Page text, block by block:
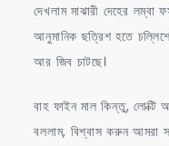
দেখলাম মাঝারী দেহের
আনুমানিক ছত্রিশ হতে
আর জিব চাটছে।
বাহ ফাইন মাল কিন্তু,
বললাম, বিশ্বাস করুন আমরা